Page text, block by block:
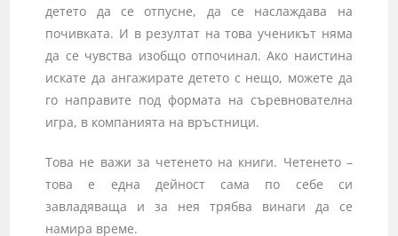
детето да се отпусне, да се наслаждава на
почивката. И в резултат на това ученикът няма
да се чувства изобщо отпочинал. Ако наистина
искате да ангажирате детето с нещо, можете да
го направите под формата на съревнователна
игра, в компанията на връстници.
Това не важи за четенето на книги. Четенето –
това е една дейност сама по себе си
завладяваща и за нея трябва винаги да се
намира време.